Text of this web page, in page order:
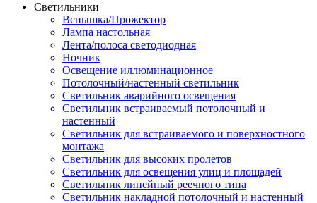
Светильники
Вспышка/Прожектор
Лампа настольная
Лента/полоса светодиодная
Ночник
Освещение иллюминационное
Потолочный/настенный светильник
Светильник аварийного освещения
Светильник встраиваемый потолочный и
настенный
Светильник для встраиваемого и поверхностного
монтажа
Светильник для высоких пролетов
Светильник для освещения улиц и площадей
Светильник линейный реечного типа
Светильник накладной потолочный и настенный